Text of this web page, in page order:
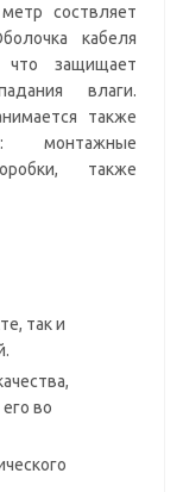
соствляет
кабеля
что защищает
влаги.
также
монтажные
также
так и
во